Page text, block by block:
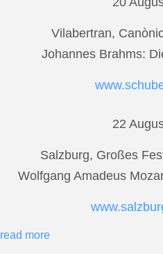
Vilabertran,
Johannes Brahms:
22
Salzburg, Großes
Wolfgang Amadeus
read more